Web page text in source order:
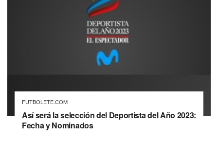
FUTBOLETE.COM
Así será la selección del Deportista del Año 2023:
Fecha y Nominados